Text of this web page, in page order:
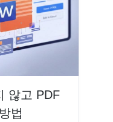
않고 PDF
법